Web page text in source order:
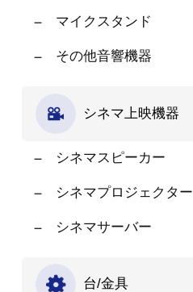
マイクスタンド
その他音響機器
シネマ上映機器
シネマスピーカー
シネマプロジェクター
シネマサーバー
台/金具